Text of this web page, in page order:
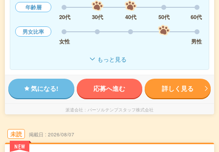
年齢層
20代
30代 40代 50代
60代
男女比率
女性
男性
もっと見る
気になる! 応募へ進む 詳しく見る
派遣会社 パーソルテンプスタッフ株式会社
未読
NEW
掲載日 2026/08/07